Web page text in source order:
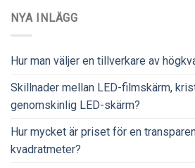
NYA INLÄGG
Hur man väljer en tillverkare av
Skillnader mellan LED-filmskärm,
genomskinlig LED-skärm?
Hur mycket är priset för en
kvadratmeter?